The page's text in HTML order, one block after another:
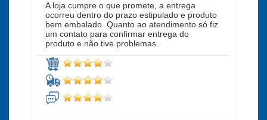
A loja cumpre o que promete, a entrega
ocorreu dentro do prazo estipulado e produto
bem embalado. Quanto ao atendimento só fiz
um contato para confirmar entrega do
produto e não tive problemas.